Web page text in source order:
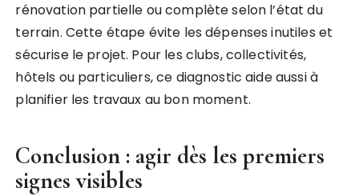
rénovation partielle ou complète selon l’état du
terrain. Cette étape évite les dépenses inutiles et
sécurise le projet. Pour les clubs, collectivités,
hôtels ou particuliers, ce diagnostic aide aussi à
planifier les travaux au bon moment.
Conclusion : agir dès les premiers
signes visibles